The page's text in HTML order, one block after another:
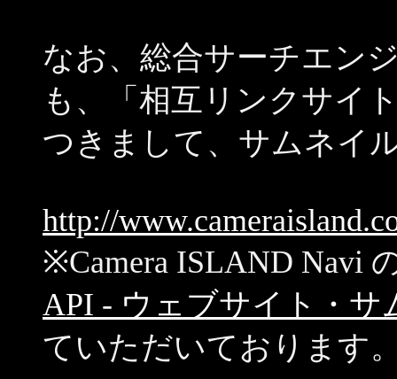
なお、総合サーチエン
も、「相互リンクサイ
つきまして、サムネイ
http://
※Camera ISLAND Navi
API - ウェブサイト・サ
ていただいております